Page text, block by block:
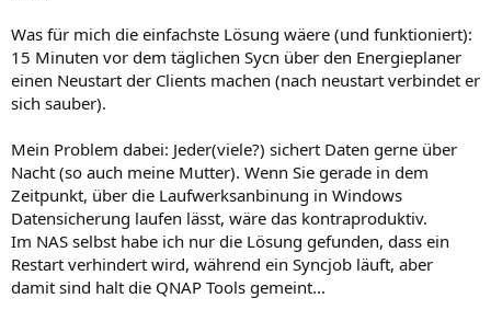
Was für mich die einfachste Lösung wäere (und funktioniert):
15 Minuten vor dem täglichen Sycn über den Energieplaner
einen Neustart der Clients machen (nach neustart verbindet er
sich sauber).
Mein Problem dabei: Jeder(viele?) sichert Daten gerne über
Nacht (so auch meine Mutter). Wenn Sie gerade in dem
Zeitpunkt, über die Laufwerksanbinung in Windows
Datensicherung laufen lässt, wäre das kontraproduktiv.
Im NAS selbst habe ich nur die Lösung gefunden, dass ein
Restart verhindert wird, während ein Syncjob läuft, aber
damit sind halt die QNAP Tools gemeint...